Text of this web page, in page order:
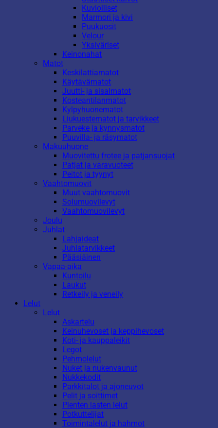
Kuviolliset
Marmori ja kivi
Puukuosit
Velour
Yksiväriset
Keinonahat
Matot
Keskilattiamatot
Käytävämatot
Juutti- ja sisalmatot
Kosteantilanmatot
Kylpyhuonematot
Liukuestematot ja tarvikkeet
Parveke ja kynnysmatot
Puuvilla- ja räsymatot
Makuuhuone
Muovitettu frotee ja patjansuojat
Patjat ja varavuoteet
Peitot ja tyynyt
Vaahtomuovit
Muut vaahtomuovit
Solumuovilevyt
Vaahtomuovilevyt
Joulu
Juhlat
Lahjaideat
Juhlatarvikkeet
Pääsiäinen
Vapaa-aika
Kuntoilu
Laukut
Retkeily ja veneily
Lelut
Lelut
Askartelu
Keinuhevoset ja keppihevoset
Koti- ja kauppaleikit
Legot
Pehmolelut
Nuket ja nukenvaunut
Nukkekodit
Parkkitalot ja ajoneuvot
Pelit ja soittimet
Pienten lasten lelut
Potkuttelijat
Toimintalelut ja hahmot